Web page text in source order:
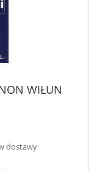
WIŁUN
dostawy